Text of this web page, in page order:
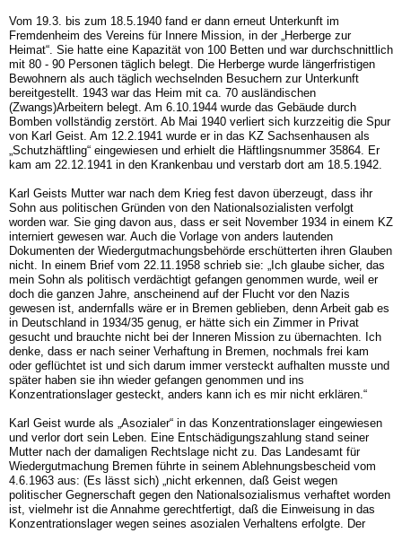
Vom 19.3. bis zum 18.5.1940 fand er dann erneut Unterkunft im
Fremdenheim des Ver­eins für Innere Mission, in der „Herberge zur
Heimat“. Sie hatte eine Kapazität von 100 Betten und war durchschnittlich
mit 80 - 90 Personen täglich belegt. Die Herberge wur­de längerfristigen
Bewohnern als auch täglich wechselnden Besuchern zur Unterkunft
bereitgestellt. 1943 war das Heim mit ca. 70 ausländischen
(Zwangs)Arbeitern belegt. Am 6.10.1944 wurde das Gebäude durch
Bomben vollständig zerstört. Ab Mai 1940 verliert sich kurzzeitig die Spur
von Karl Geist. Am 12.2.1941 wurde er in das KZ Sach­senhausen als
„Schutzhäftling“ eingewiesen und erhielt die Häftlingsnummer 35864. Er
kam am 22.12.1941 in den Krankenbau und verstarb dort am 18.5.1942.
Karl Geists Mutter war nach dem Krieg fest davon überzeugt, dass ihr
Sohn aus politi­schen Gründen von den Nationalsozialisten verfolgt
worden war. Sie ging davon aus, dass er seit November 1934 in einem KZ
interniert gewesen war. Auch die Vorlage von anders lautenden
Dokumenten der Wiedergutmachungsbehörde erschütterten ihren Glauben
nicht. In einem Brief vom 22.11.1958 schrieb sie: „Ich glaube sicher, das
mein Sohn als politisch verdächtigt gefangen genommen wurde, weil er
doch die ganzen Jahre, anscheinend auf der Flucht vor den Nazis
gewesen ist, andernfalls wäre er in Bre­men geblieben, denn Arbeit gab es
in Deutschland in 1934/35 genug, er hätte sich ein Zimmer in Privat
gesucht und brauchte nicht bei der Inneren Mission zu übernachten. Ich
denke, dass er nach seiner Verhaftung in Bremen, nochmals frei kam
oder geflüchtet ist und sich darum immer versteckt aufhalten musste und
später haben sie ihn wie­der gefangen genommen und ins
Konzentrationslager gesteckt, anders kann ich es mir nicht erklären.“
Karl Geist wurde als „Asozialer“ in das Konzentrationslager eingewiesen
und verlor dort sein Leben. Eine Entschädigungszahlung stand seiner
Mutter nach der damaligen Rechtslage nicht zu. Das Landesamt für
Wiedergutmachung Bremen führte in seinem Ablehnungsbescheid vom
4.6.1963 aus: (Es lässt sich) „nicht erkennen, daß Geist wegen
politischer Gegnerschaft gegen den Nationalsozialismus verhaftet worden
ist, vielmehr ist die Annahme gerechtfertigt, daß die Einweisung in das
Konzentrationslager wegen seines asozialen Verhaltens erfolgte. Der